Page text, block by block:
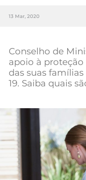
Mundial
13 Mar, 2020
Conselho de
apoio à
das suas
19. Saiba quais